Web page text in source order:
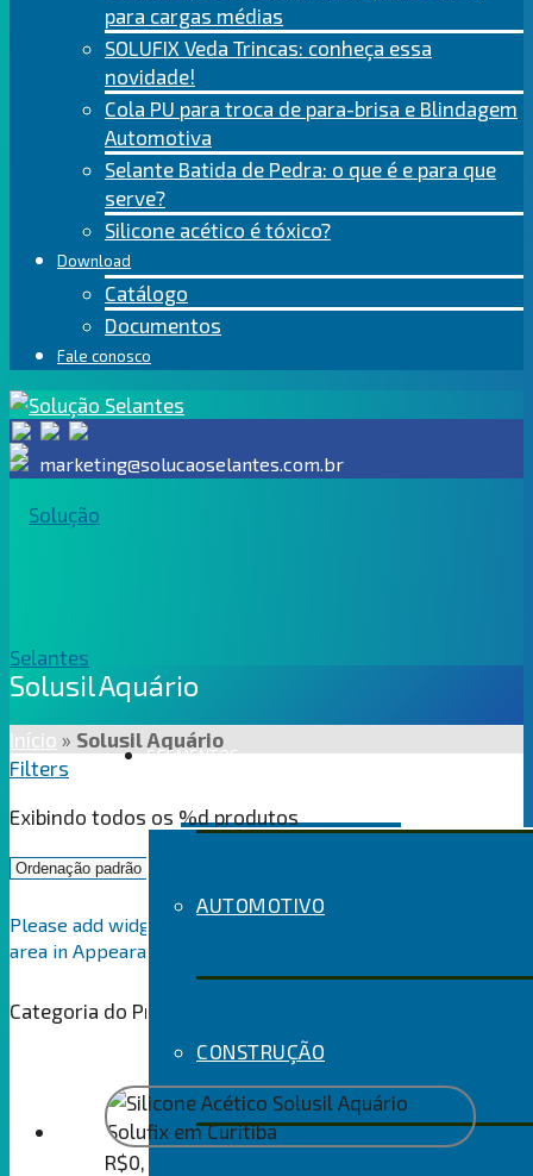
para cargas médias
SOLUFIX Veda Trincas: conheça essa
novidade!
Cola PU para troca de para-brisa e Blindagem
Automotiva
Selante Batida de Pedra: o que é e para que
serve?
Silicone acético é tóxico?
Download
Catálogo
Documentos
Fale conosco
marketing@solucaoselantes.com.br
SEGMENTOS
AUTOMOTIVO
CONSTRUÇÃO
Solusil Aquário
Início » Solusil Aquário
Filters
Exibindo todos os %d produtos
Please add widgets to the WooCommerce Filters widget
area in Appearance > Widgets
Categoria do Produto
R$0,00